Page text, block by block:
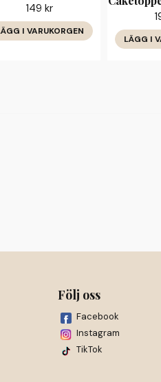
149 kr
I VARUKORGEN
LÄGG I
Följ oss
Facebook
Instagram
TikTok